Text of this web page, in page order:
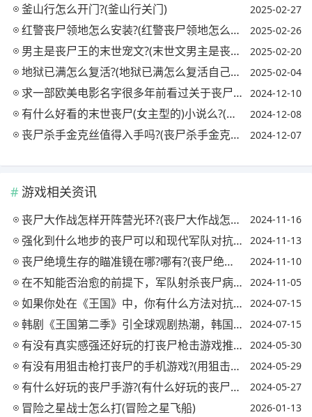
釜山行怎么开门?(釜山行关门) 2025-02-27
红警丧尸领地怎么安装?(红警丧尸领地怎么安装mod) 2025-02-26
男主是丧尸王的末世宠文?(末世文男主是丧尸王照顾女主) 2025-02-20
地狱已满怎么复活?(地狱已满怎么复活自己代码) 2025-02-04
求一部欧美电影名字很多年前看过关于丧尸，人被逼到屋顶上，然后，逃跑之类的? 2024-12-10
有什么好看的末世丧尸(女主型的)小说么?(末世文推荐 女主丧尸) 2024-12-08
丧尸杀手金克丝值得入手吗?(丧尸杀手金克丝值得入手吗知乎) 2024-12-07
游戏相关资讯
丧尸大作战怎样开阵营光环?(丧尸大作战怎样开阵营光环视频) 2024-11-16
强化到什么地步的丧尸可以和现代军队对抗?(丧尸vs) 2024-11-13
丧尸绝境生存的瞄准镜在哪?哪有?(丧尸绝境生存狙击步枪) 2024-11-10
在不知能否治愈的前提下，军队射杀丧尸病毒感染者，其丧尸家属以及社会会是什么态度? 2024-11-05
如果你处在《王国》中，你有什么方法对抗或抵御丧尸?(王国里面的僵尸怕什么) 2024-07-15
韩剧《王国第二季》引全球观剧热潮，韩国"丧尸片"为何能走向世界? 2024-07-15
有没有真实感强还好玩的打丧尸枪击游戏推荐? 2024-05-30
有没有用狙击枪打丧尸的手机游戏?(用狙击枪打僵尸的游戏) 2024-05-29
有什么好玩的丧尸手游?(有什么好玩的丧尸手游推荐) 2024-05-27
冒险之星战士怎么打(冒险之星飞船) 2026-01-13